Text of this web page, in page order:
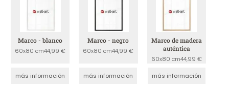
Marco - blanco
60x80 cm44,99 €
más información
Marco - negro
60x80 cm44,99 €
más información
Marco de madera
auténtica
60x80 cm44,99 €
más información